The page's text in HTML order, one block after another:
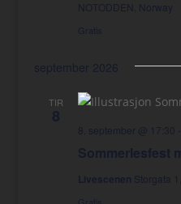
NOTODDEN, Norway
september 2026
TIR
8
Sommerlesfest
8. september @ 17:30
Livescenen Storgata